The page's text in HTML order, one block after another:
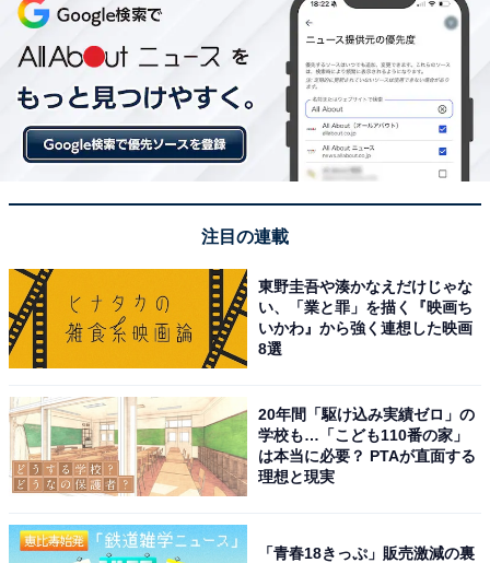
注目の連載
東野圭吾や湊かなえだけじゃな
い、「業と罪」を描く『映画ち
いかわ』から強く連想した映画
8選
20年間「駆け込み実績ゼロ」の
学校も…「こども110番の家」
は本当に必要？ PTAが直面する
理想と現実
「青春18きっぷ」販売激減の裏